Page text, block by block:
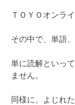
ＴＯＹＯオンラ
その中で、単語
単に読解といっ
ません。
同様に、よじれ